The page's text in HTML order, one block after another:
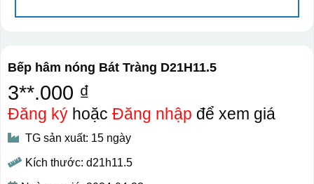
Bếp hâm nóng Bát Tràng D21H11.5
3**.000 ₫
Đăng kýhoặc Đăng nhập để xem giá
TG sản xuất: 15 ngày
Kích thước: d21h11.5